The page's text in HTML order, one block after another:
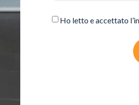
Ho letto e accettato